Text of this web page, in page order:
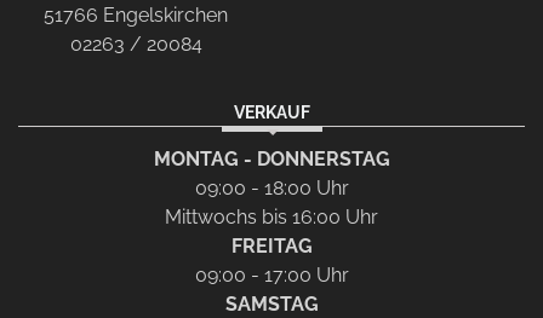
51766 Engelskirchen
02263 / 20084
VERKAUF
MONTAG - DONNERSTAG
09:00 - 18:00 Uhr
Mittwochs bis 16:00 Uhr
FREITAG
09:00 - 17:00 Uhr
SAMSTAG